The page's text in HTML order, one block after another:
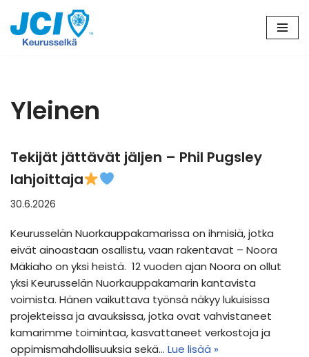
Siirry
Yleinen
Tekijät jättävät jäljen – Phil Pugsley
lahjoittaja
30.6.2026
Keurusselän Nuorkauppakamarissa on ihmisiä, jotka
eivät ainoastaan osallistu, vaan rakentavat – Noora
Mäkiaho on yksi heistä. 12 vuoden ajan Noora on ollut
yksi Keurusselän Nuorkauppakamarin kantavista
voimista. Hänen vaikuttava työnsä näkyy lukuisissa
projekteissa ja avauksissa, jotka ovat vahvistaneet
kamarimme toimintaa, kasvattaneet verkostoja ja
oppimismahdollisuuksia sekä… Lue lisää »